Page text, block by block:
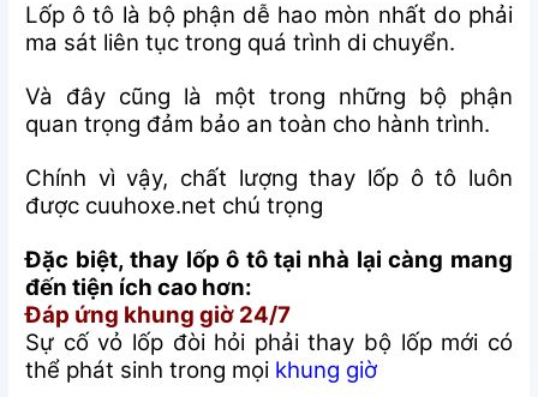
Lốp ô tô là bộ phận dễ hao mòn nhất do phải
ma sát liên tục trong quá trình di chuyển.
Và đây cũng là một trong những bộ phận
quan trọng đảm bảo an toàn cho hành trình.
Chính vì vậy, chất lượng thay lốp ô tô luôn
được cuuhoxe.net chú trọng
Đặc biệt, thay lốp ô tô tại nhà lại càng mang
đến tiện ích cao hơn:
Đáp ứng khung giờ 24/7
Sự cố vỏ lốp đòi hỏi phải thay bộ lốp mới có
thể phát sinh trong mọi khung giờ